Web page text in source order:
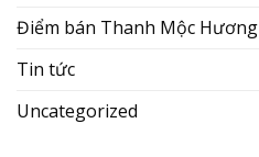
Điểm bán Thanh Mộc Hương
Tin tức
Uncategorized